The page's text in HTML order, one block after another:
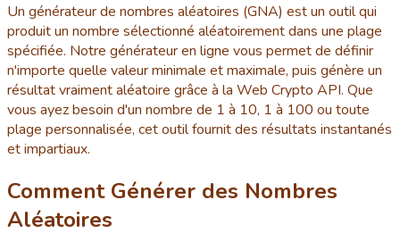
Un générateur de nombres aléatoires (GNA) est un outil qui
produit un nombre sélectionné aléatoirement dans une plage
spécifiée. Notre générateur en ligne vous permet de définir
n'importe quelle valeur minimale et maximale, puis génère un
résultat vraiment aléatoire grâce à la Web Crypto API. Que
vous ayez besoin d'un nombre de 1 à 10, 1 à 100 ou toute
plage personnalisée, cet outil fournit des résultats instantanés
et impartiaux.
Comment Générer des Nombres
Aléatoires